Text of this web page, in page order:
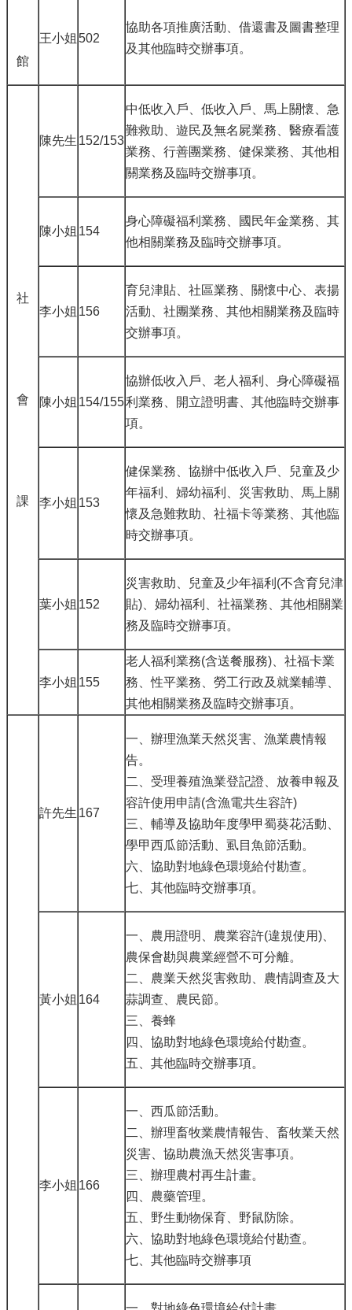
館
王小姐 502
協助各項推廣活動、借還書及圖書整理
及其他臨時交辦事項。
社
會
課
陳先生 152/153
中低收入戶、低收入戶、馬上關懷、急
難救助、遊民及無名屍業務、醫療看護
業務、行善團業務、健保業務、其他相
關業務及臨時交辦事項。
陳小姐 154
身心障礙福利業務、國民年金業務、其
他相關業務及臨時交辦事項。
李小姐 156
育兒津貼、社區業務、關懷中心、表揚
活動、社團業務、其他相關業務及臨時
交辦事項。
陳小姐 154/155
協辦低收入戶、老人福利、身心障礙福
利業務、開立證明書、其他臨時交辦事
項。
李小姐 153
健保業務、協辦中低收入戶、兒童及少
年福利、婦幼福利、災害救助、馬上關
懷及急難救助、社福卡等業務、其他臨
時交辦事項。
葉小姐 152
災害救助、兒童及少年福利(不含育兒津
貼)、婦幼福利、社福業務、其他相關業
務及臨時交辦事項。
李小姐 155
老人福利業務(含送餐服務)、社福卡業
務、性平業務、勞工行政及就業輔導、
其他相關業務及臨時交辦事項。
許先生 167
一、辦理漁業天然災害、漁業農情報
告。
二、受理養殖漁業登記證、放養申報及
容許使用申請(含漁電共生容許)
三、輔導及協助年度學甲蜀葵花活動、
學甲西瓜節活動、虱目魚節活動。
六、協助對地綠色環境給付勘查。
七、其他臨時交辦事項。
黃小姐 164
一、農用證明、農業容許(違規使用)、
農保會勘與農業經營不可分離。
二、農業天然災害救助、農情調查及大
蒜調查、農民節。
三、養蜂
四、協助對地綠色環境給付勘查。
五、其他臨時交辦事項。
李小姐 166
一、西瓜節活動。
二、辦理畜牧業農情報告、畜牧業天然
災害、協助農漁天然災害事項。
三、辦理農村再生計畫。
四、農藥管理。
五、野生動物保育、野鼠防除。
六、協助對地綠色環境給付勘查。
七、其他臨時交辦事項